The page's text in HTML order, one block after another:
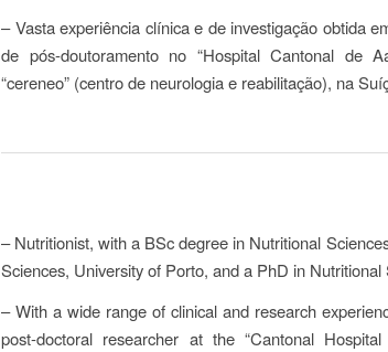
– Vasta experiência clínica e de investigação obtida
de pós-doutoramento no “Hospital Cantonal de
“cereneo” (centro de neurologia e reabilitação), na
– Nutritionist, with a BSc degree in Nutritional
Sciences, University of Porto, and a PhD in
– With a wide range of clinical and research
post-doctoral researcher at the “Cantonal